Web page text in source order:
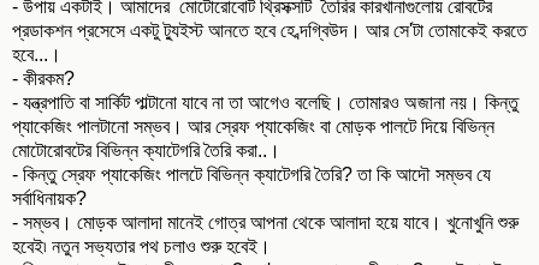
- উপায় একটাই। আমাদের মোটোরোবোট থ্রিসক্সটি তৈরির কারখানাগুলোয় রোবটের
প্রডাকশন প্রসেসে একটু ট্যুইস্ট আনতে হবে হে ব্দগ্বিউদ। আর সে'টা তোমাকেই করতে
হবে...।
- কীরকম?
- যন্ত্রপাতি বা সার্কিট পাল্টানো যাবে না তা আগেও বলেছি। তোমারও অজানা নয়। কিন্তু
প্যাকেজিং পালটানো সম্ভব। আর স্রেফ প্যাকেজিং বা মোড়ক পালটে দিয়ে বিভিন্ন
মোটোরোবটের বিভিন্ন ক্যাটেগরি তৈরি করা..।
- কিন্তু স্রেফ প্যাকেজিং পালটে বিভিন্ন ক্যাটেগরি তৈরি? তা কি আদৌ সম্ভব যে
সর্বাধিনায়ক?
- সম্ভব। মোড়ক আলাদা মানেই গোত্র আপনা থেকে আলাদা হয়ে যাবে। খুনোখুনি শুরু
হবেই৷ নতুন সভ্যতার পথ চলাও শুরু হবেই।